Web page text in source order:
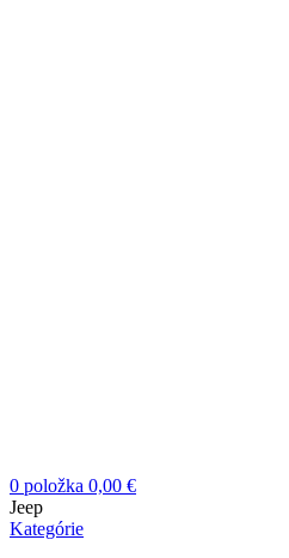
0 položka 0,00 €
Jeep
Kategórie